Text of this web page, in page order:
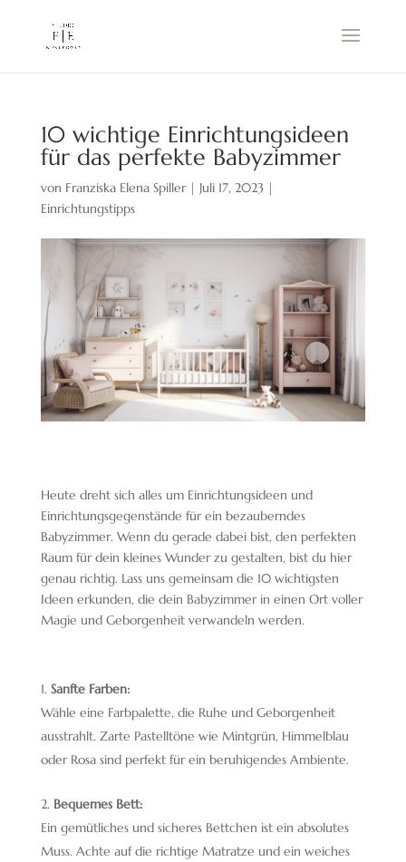
10 wichtige Einrichtungsideen
für das perfekte Babyzimmer
von Franziska Elena Spiller| Juli 17, 2023|
Einrichtungstipps
Heute dreht sich alles um Einrichtungsideen und
Einrichtungsgegenstände für ein bezauberndes
Babyzimmer. Wenn du gerade dabei bist, den perfekten
Raum für dein kleines Wunder zu gestalten, bist du hier
genau richtig. Lass uns gemeinsam die 10 wichtigsten
Ideen erkunden, die dein Babyzimmer in einen Ort voller
Magie und Geborgenheit verwandeln werden.
Sanfte Farben:
Wähle eine Farbpalette, die Ruhe und Geborgenheit
ausstrahlt. Zarte Pastelltöne wie Mintgrün, Himmelblau
oder Rosa sind perfekt für ein beruhigendes Ambiente.
Bequemes Bett:
Ein gemütliches und sicheres Bettchen ist ein absolutes
Muss. Achte auf die richtige Matratze und ein weiches